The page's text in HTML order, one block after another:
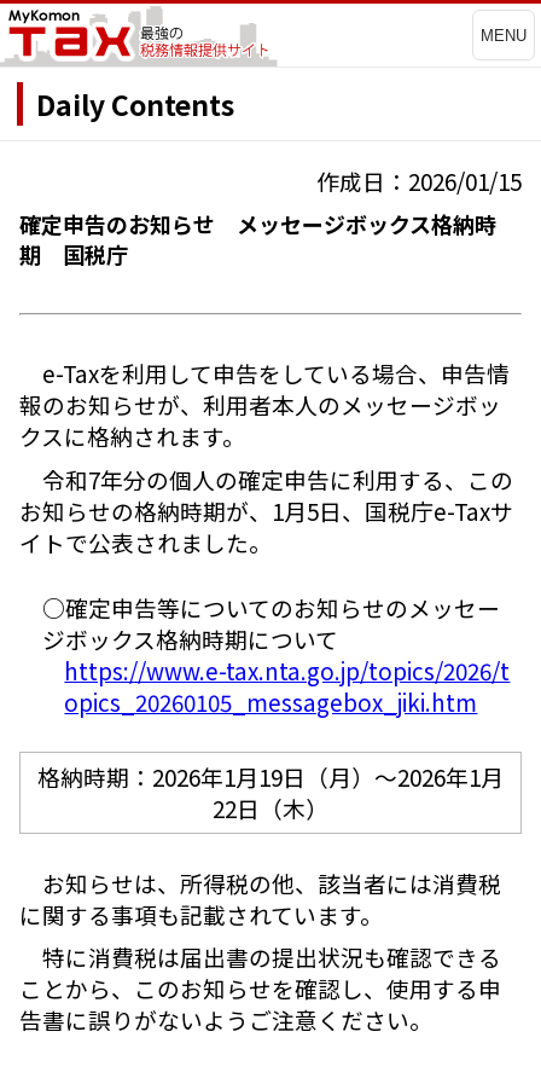
MENU
Daily Contents
作成日：2026/01/15
確定申告のお知らせ メッセージボックス格納時
期 国税庁
e-Taxを利用して申告をしている場合、申告情
報のお知らせが、利用者本人のメッセージボッ
クスに格納されます。
令和7年分の個人の確定申告に利用する、この
お知らせの格納時期が、1月5日、国税庁e-Taxサ
イトで公表されました。
○確定申告等についてのお知らせのメッセー
ジボックス格納時期について
https://www.e-tax.nta.go.jp/topics/2026/t
opics_20260105_messagebox_jiki.htm
格納時期：2026年1月19日（月）～2026年1月
22日（木）
お知らせは、所得税の他、該当者には消費税
に関する事項も記載されています。
特に消費税は届出書の提出状況も確認できる
ことから、このお知らせを確認し、使用する申
告書に誤りがないようご注意ください。